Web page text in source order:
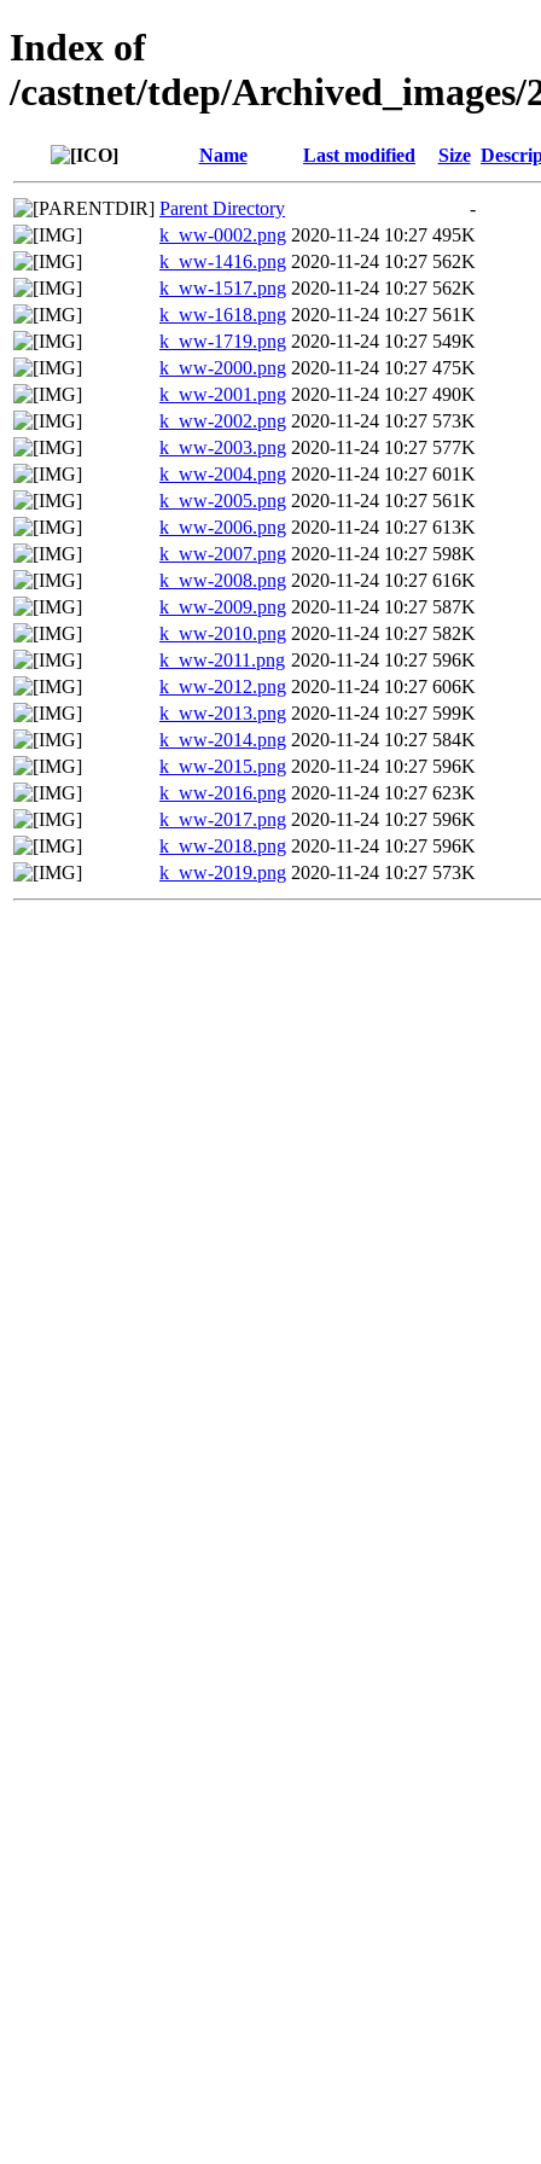
Index of
/castnet/tdep/
Name Last modified Size
Parent Directory
-
k_ww-0002.png 2020-11-24 10:27 495K
k_ww-1416.png 2020-11-24 10:27 562K
k_ww-1517.png 2020-11-24 10:27 562K
k_ww-1618.png 2020-11-24 10:27 561K
k_ww-1719.png 2020-11-24 10:27 549K
k_ww-2000.png 2020-11-24 10:27 475K
k_ww-2001.png 2020-11-24 10:27 490K
k_ww-2002.png 2020-11-24 10:27 573K
k_ww-2003.png 2020-11-24 10:27 577K
k_ww-2004.png 2020-11-24 10:27 601K
k_ww-2005.png 2020-11-24 10:27 561K
k_ww-2006.png 2020-11-24 10:27 613K
k_ww-2007.png 2020-11-24 10:27 598K
k_ww-2008.png 2020-11-24 10:27 616K
k_ww-2009.png 2020-11-24 10:27 587K
k_ww-2010.png 2020-11-24 10:27 582K
k_ww-2011.png 2020-11-24 10:27 596K
k_ww-2012.png 2020-11-24 10:27 606K
k_ww-2013.png 2020-11-24 10:27 599K
k_ww-2014.png 2020-11-24 10:27 584K
k_ww-2015.png 2020-11-24 10:27 596K
k_ww-2016.png 2020-11-24 10:27 623K
k_ww-2017.png 2020-11-24 10:27 596K
k_ww-2018.png 2020-11-24 10:27 596K
k_ww-2019.png 2020-11-24 10:27 573K